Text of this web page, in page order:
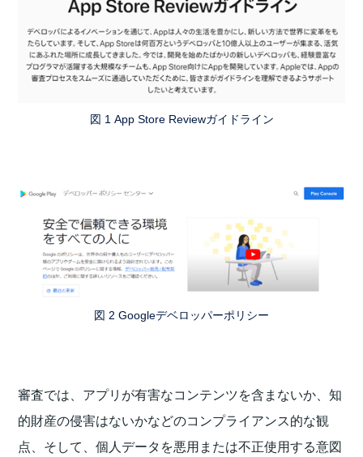
図 1 App Store Reviewガイドライン
図 2 Googleデベロッパーポリシー
審査では、アプリが有害なコンテンツを含まないか、知
的財産の侵害はないかなどのコンプライアンス的な観
点、そして、個人データを悪用または不正使用する意図